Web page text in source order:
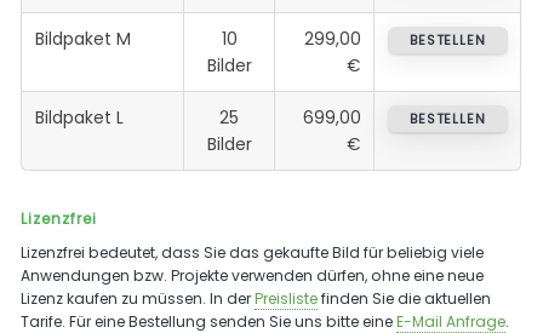
Bildpaket M
10
Bilder
299,00
€
BESTELLEN
Bildpaket L
25
Bilder
699,00
€
BESTELLEN
Lizenzfrei
Lizenzfrei bedeutet, dass Sie das gekaufte Bild für beliebig viele
Anwendungen bzw. Projekte verwenden dürfen, ohne eine neue
Lizenz kaufen zu müssen. In derPreislistefinden Sie die aktuellen
Tarife. Für eine Bestellung senden Sie uns bitte eineE-Mail Anfrage.